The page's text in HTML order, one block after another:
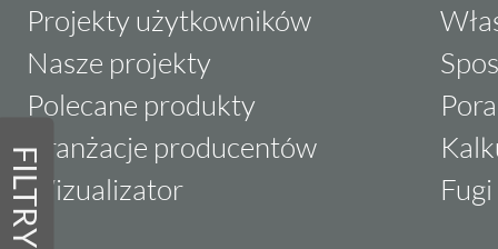
FILTRY
Projekty użytkowników
Nasze projekty
Polecane produkty
Aranżacje producentów
Wizualizator